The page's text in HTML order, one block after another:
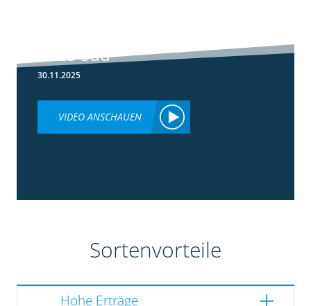
2025 Süd
30.11.2025
VIDEO ANSCHAUEN
Sortenvorteile
Hohe Erträge